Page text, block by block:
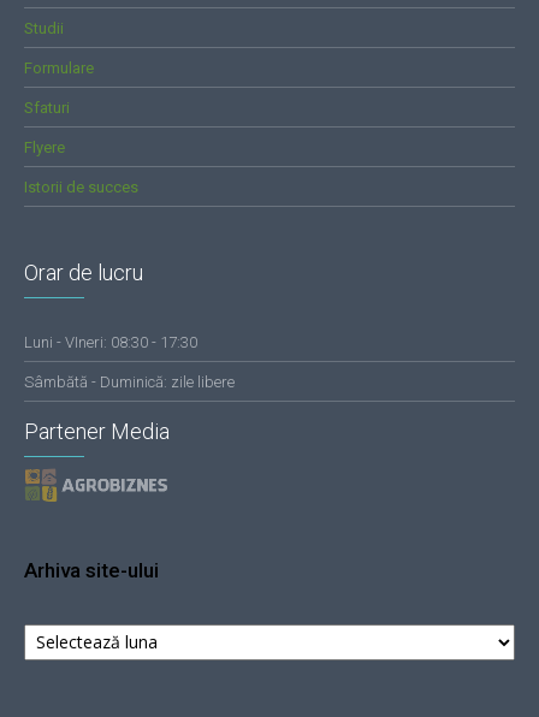
Studii
Formulare
Sfaturi
Flyere
Istorii de succes
Orar de lucru
Luni - VIneri: 08:30 - 17:30
Sâmbătă - Duminică: zile libere
Partener Media
Arhiva site-ului
Arhiva
site-